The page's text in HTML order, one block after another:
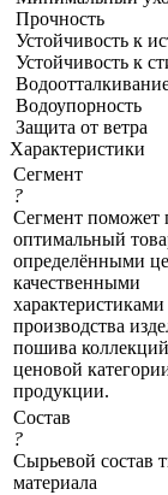
Прочность
Устойчивость к
Устойчивость к
Водоупорность
Защита от ветра
Характеристики
Сегмент
?
Сегмент поможет
оптимальный
определёнными
качественными
характеристиками
производства
пошива
ценовой
продукции.
Состав
?
Сырьевой состав
материала